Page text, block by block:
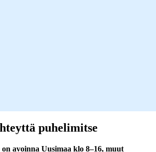
puhelimitse
avoinna Uusimaa klo 8–16, muut